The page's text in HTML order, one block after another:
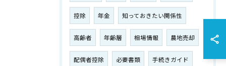
控除 年金 知っておきたい関係性
高齢者 年齢層 相場情報 農地売却
配偶者控除 必要書類 手続きガイド